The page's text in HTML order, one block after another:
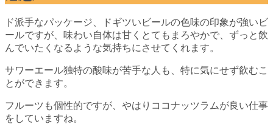
ド派手なパッケージ、ドギツいビールの色味の印象が強いビ
ールですが、味わい自体は甘くとてもまろやかで、ずっと飲
んでいたくなるような気持ちにさせてくれます。
サワーエール独特の酸味が苦手な人も、特に気にせず飲むこ
とができます。
フルーツも個性的ですが、やはりココナッツラムが良い仕事
をしていますね。